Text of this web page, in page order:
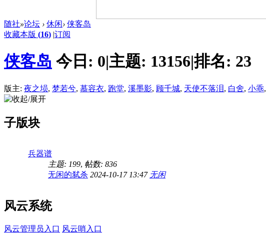
随社»论坛 › 休闲› 侠客岛
收藏本版 (16) |订阅
侠客岛 今日: 0|主题: 13156|排名: 23
版主: 夜之埙, 梦若兮, 慕容衣, 跑堂, 溪墨影, 顾千城, 天使不落泪, 白舍, 小乖,
子版块
兵器谱
主题: 199, 帖数: 836
无闲的弑杀 2024-10-17 13:47 无闲
风云系统
风云管理员入口 风云哨入口